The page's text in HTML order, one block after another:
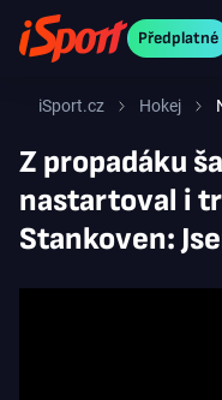
Předplatné
iSport.cz Hokej
Z propadáku
nastartoval i
Stankoven: